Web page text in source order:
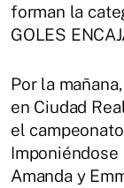
forman la
GOLES
Por la
en Ciudad
el
Amanda y